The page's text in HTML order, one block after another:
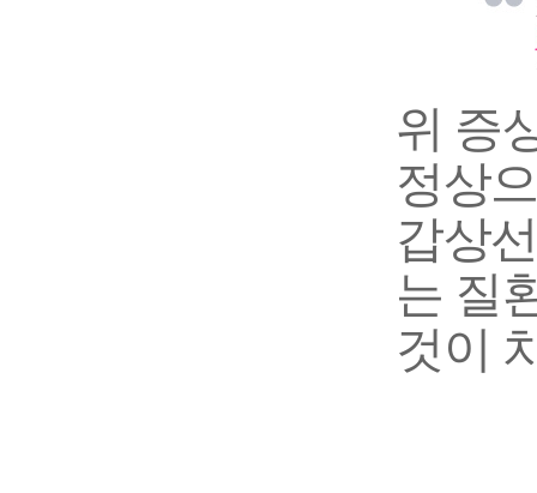
위 증
정상
갑상
는 질
것이